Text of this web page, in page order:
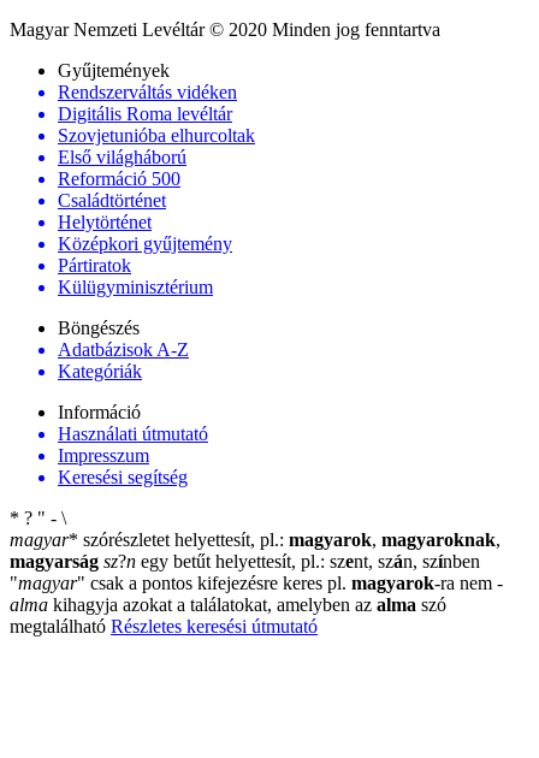
Magyar Nemzeti Levéltár © 2020 Minden jog fenntartva
Gyűjtemények
Rendszerváltás vidéken
Digitális Roma levéltár
Szovjetunióba elhurcoltak
Első világháború
Reformáció 500
Családtörténet
Helytörténet
Középkori gyűjtemény
Pártiratok
Külügyminisztérium
Böngészés
Adatbázisok A-Z
Kategóriák
Információ
Használati útmutató
Impresszum
Keresési segítség
* ? " - \
magyar* szórészletet helyettesít, pl.: magyarok, magyaroknak,
magyarság sz?n egy betűt helyettesít, pl.: szent, szán, színben
"magyar" csak a pontos kifejezésre keres pl. magyarok-ra nem -
alma kihagyja azokat a találatokat, amelyben az alma szó
megtalálható Részletes keresési útmutató